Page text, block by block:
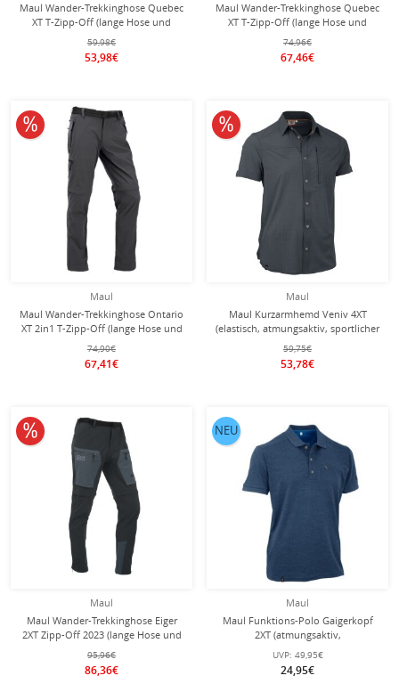
Maul Wander-Trekkinghose Quebec
XT T-Zipp-Off (lange Hose und
Bermudas in einem) dunkelgrau
Herren
59,98€
53,98€
Maul Wander-Trekkinghose Quebec
XT T-Zipp-Off (lange Hose und
Bermudas in einem) beige/braun
Herren
74,96€
67,46€
Maul
Maul Wander-Trekkinghose Ontario
XT 2in1 T-Zipp-Off (lange Hose und
Bermudas in einem) dunkelgrau
Herren
74,90€
67,41€
10% reduziert
Maul
Maul Kurzarmhemd Veniv 4XT
(elastisch, atmungsaktiv, sportlicher
Schnitt) dunkelgrau Herren
59,75€
53,78€
10% reduziert
Maul
Maul Wander-Trekkinghose Eiger
2XT Zipp-Off 2023 (lange Hose und
Bermudas in einem) caviarugrau
Herren
95,96€
86,36€
10% reduziert
Maul
Maul Funktions-Polo Gaigerkopf
2XT (atmungsaktiv,
schnelltrocknend, dauerhaft frisch
durch Polygiene) dunkelblau Herren
UVP: 49,95€
24,95€
NEU